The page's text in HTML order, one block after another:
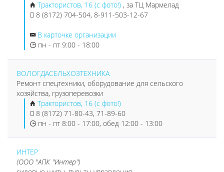
Трактористов, 16 (с фото!) , за ТЦ Мармелад
8 (8172) 704-504, 8-911-503-12-67
В карточке организации
пн - пт 9:00 - 18:00
ВОЛОГДАСЕЛЬХОЗТЕХНИКА
Ремонт спецтехники, оборудование для сельского
хозяйства, грузоперевозки
Трактористов, 16 (с фото!)
8 (8172) 71-80-43, 71-89-60
пн - пт 8:00 - 17:00, обед 12:00 - 13:00
ИНТЕР
(ООО "АПК "Интер")